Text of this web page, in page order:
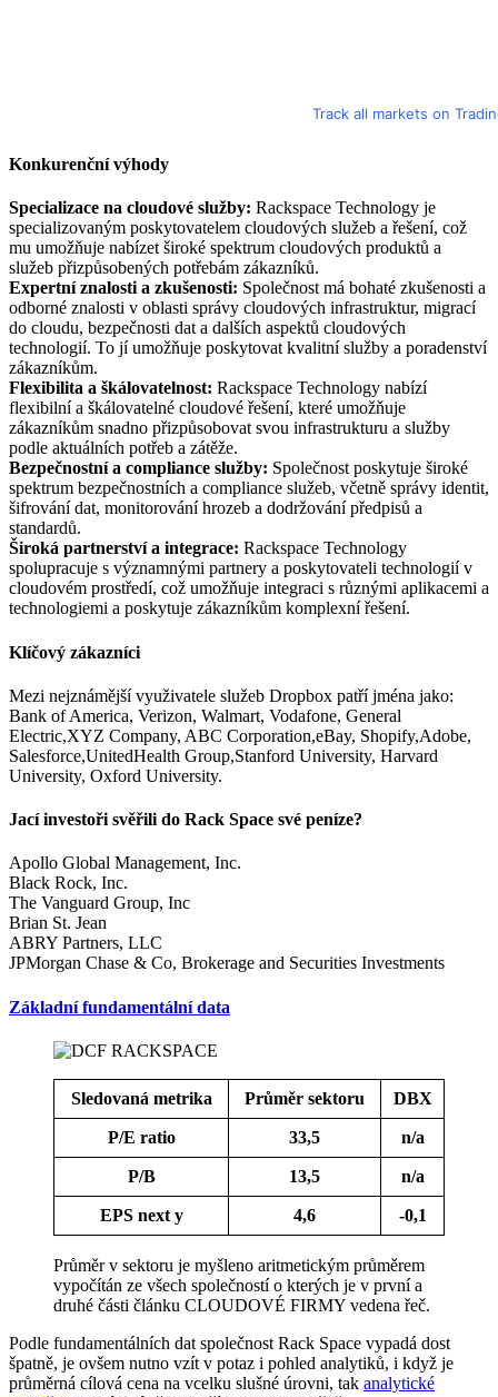
Track all markets on
Konkurenční výhody
Specializace na cloudové služby: Rackspace Technology je
specializovaným poskytovatelem cloudových služeb a řešení, což
mu umožňuje nabízet široké spektrum cloudových produktů a
služeb přizpůsobených potřebám zákazníků.
Expertní znalosti a zkušenosti: Společnost má bohaté zkušenosti a
odborné znalosti v oblasti správy cloudových infrastruktur, migrací
do cloudu, bezpečnosti dat a dalších aspektů cloudových
technologií. To jí umožňuje poskytovat kvalitní služby a poradenství
zákazníkům.
Flexibilita a škálovatelnost: Rackspace Technology nabízí
flexibilní a škálovatelné cloudové řešení, které umožňuje
zákazníkům snadno přizpůsobovat svou infrastrukturu a služby
podle aktuálních potřeb a zátěže.
Bezpečnostní a compliance služby: Společnost poskytuje široké
spektrum bezpečnostních a compliance služeb, včetně správy identit,
šifrování dat, monitorování hrozeb a dodržování předpisů a
standardů.
Široká partnerství a integrace: Rackspace Technology
spolupracuje s významnými partnery a poskytovateli technologií v
cloudovém prostředí, což umožňuje integraci s různými aplikacemi a
technologiemi a poskytuje zákazníkům komplexní řešení.
Klíčový zákazníci
Mezi nejznámější využivatele služeb Dropbox patří jména jako:
Bank of America, Verizon, Walmart, Vodafone, General
Electric,XYZ Company, ABC Corporation,eBay, Shopify,Adobe,
Salesforce,UnitedHealth Group,Stanford University, Harvard
University, Oxford University.
Jací investoři svěřili do Rack Space své peníze?
Apollo Global Management, Inc.
Black Rock, Inc.
The Vanguard Group, Inc
Brian St. Jean
ABRY Partners, LLC
JPMorgan Chase & Co, Brokerage and Securities Investments
Základní fundamentální data
Sledovaná metrika Průměr sektoru DBX
P/E ratio 33,5 n/a
P/B 13,5 n/a
EPS next y 4,6 -0,1
Průměr v sektoru je myšleno aritmetickým průměrem
vypočítán ze všech společností o kterých je v první a
druhé části článku CLOUDOVÉ FIRMY vedena řeč.
Podle fundamentálních dat společnost Rack Space vypadá dost
špatně, je ovšem nutno vzít v potaz i pohled analytiků, i když je
průměrná cílová cena na vcelku slušné úrovni, tak analytické